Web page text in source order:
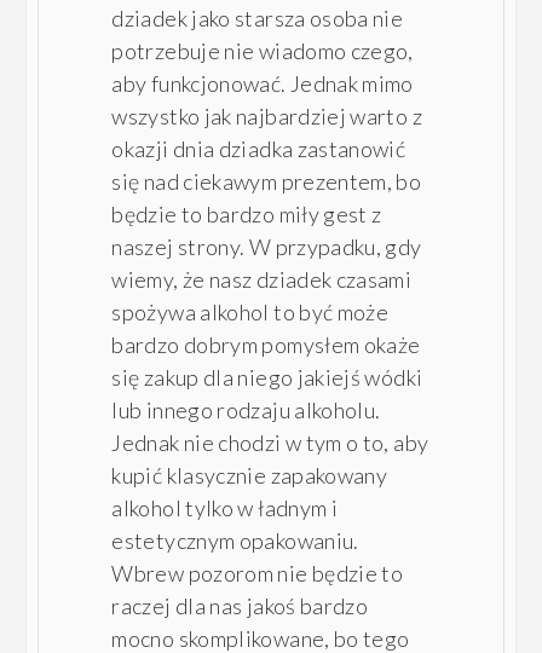
dziadek jako starsza osoba nie
potrzebuje nie wiadomo czego,
aby funkcjonować. Jednak mimo
wszystko jak najbardziej warto z
okazji dnia dziadka zastanowić
się nad ciekawym prezentem, bo
będzie to bardzo miły gest z
naszej strony. W przypadku, gdy
wiemy, że nasz dziadek czasami
spożywa alkohol to być może
bardzo dobrym pomysłem okaże
się zakup dla niego jakiejś wódki
lub innego rodzaju alkoholu.
Jednak nie chodzi w tym o to, aby
kupić klasycznie zapakowany
alkohol tylko w ładnym i
estetycznym opakowaniu.
Wbrew pozorom nie będzie to
raczej dla nas jakoś bardzo
mocno skomplikowane, bo tego